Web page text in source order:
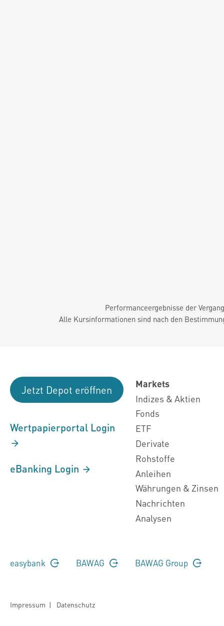
Performanceergebnisse der
Alle Kursinformationen sind nach den
Jetzt Depot eröffnen
Wertpapierportal Login
eBanking Login
Markets
Indizes & Aktien
Fonds
ETF
Derivate
Rohstoffe
Anleihen
Währungen & Zinsen
Nachrichten
Analysen
easybank BAWAG BAWAG Group
Impressum | Datenschutz